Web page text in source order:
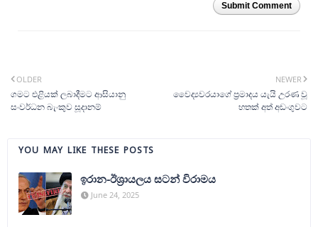
Submit Comment
NEWER
වෛද්‍යවරයාගේ ප්‍රමාදය යැයි උරණ වූ
හතක් අත් අඩංගුවට
OLDER
ගමට එළියක් ලබාදීමට ආසියානු
සංවර්ධන බැංකුව සූදානම්
YOU MAY LIKE THESE POSTS
ඉරාන-ඊශ්‍රායලය සටන් විරාමය
June 24, 2025